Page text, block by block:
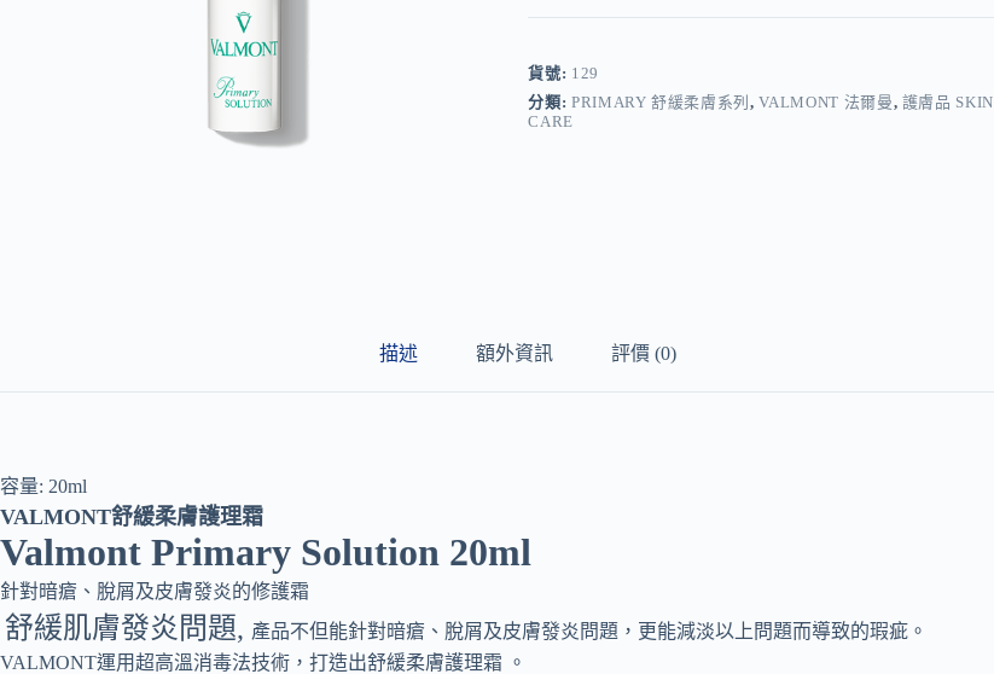
r
n
a
貨號: 129
分類: PRIMARY 舒緩柔膚系列,VALMONT 法爾曼, 護膚品 SKIN
CARE
描述 額外資訊 評價 (0)
容量: 20ml
VALMONT舒緩柔膚護理霜
Valmont Primary Solution 20ml
針對暗瘡、脫屑及皮膚發炎的修護霜
舒緩肌膚發炎問題, 產品不但能針對暗瘡、脫屑及皮膚發炎問題，更能減淡以上問題而導致的瑕疵。
VALMONT運用超高溫消毒法技術，打造出舒緩柔膚護理霜 。